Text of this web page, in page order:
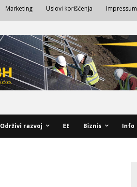
Marketing Uslovi korišćenja Impressum
Održivi razvoj EE Biznis Info